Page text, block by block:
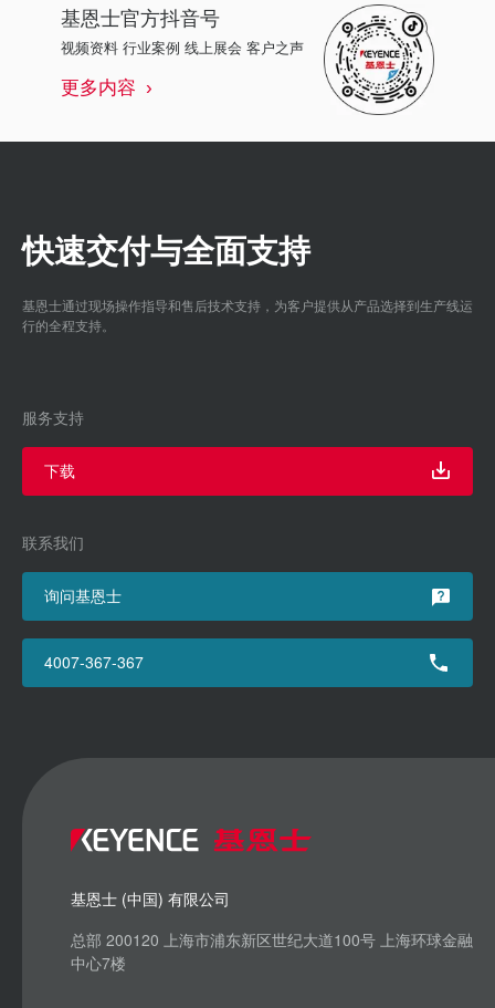
基恩士官方抖音号
视频资料 行业案例 线上展会 客户之声
更多内容
快速交付与全面支持
基恩士通过现场操作指导和售后技术支持，为客户提供从产品选择到生产线运
行的全程支持。
服务支持
下载
联系我们
询问基恩士
4007-367-367
基恩士 (中国) 有限公司
总部 200120 上海市浦东新区世纪大道100号 上海环球金融
中心7楼